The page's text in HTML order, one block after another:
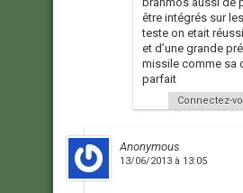
être intégrés sur
teste on etait
et d’une grande
missile comme sa
parfait
Connectez-
Anonymous
13/06/2013 à 13:05